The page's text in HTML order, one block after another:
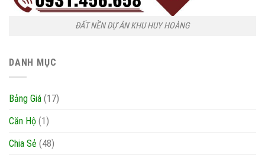
ĐẤT NỀN DỰ ÁN KHU HUY HOÀNG
DANH MỤC
Bảng Giá (17)
Căn Hộ (1)
Chia Sẻ (48)